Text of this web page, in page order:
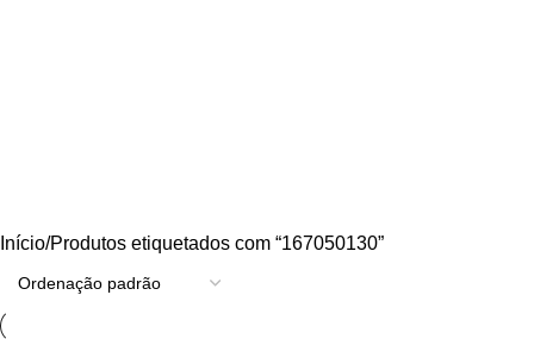
Início Produtos etiquetados com “167050130”